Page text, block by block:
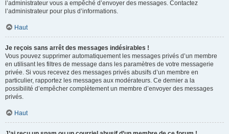
l’administrateur vous a empêché d’envoyer des messages. Contactez
l’administrateur pour plus d’informations.
Haut
Je reçois sans arrêt des messages indésirables !
Vous pouvez supprimer automatiquement les messages privés d’un membre
en utilisant les filtres de message dans les paramètres de votre messagerie
privée. Si vous recevez des messages privés abusifs d’un membre en
particulier, rapportez les messages aux modérateurs. Ce dernier a la
possibilité d’empêcher complètement un membre d’envoyer des messages
privés.
Haut